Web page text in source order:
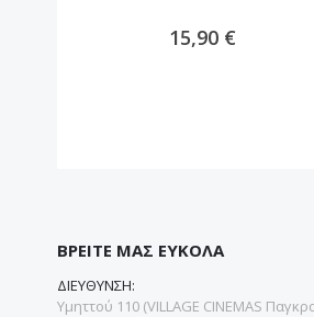
15,90 €
ΒΡΕΙΤΕ ΜΑΣ ΕΥΚΟΛΑ
ΔΙΕΥΘΥΝΣΗ:
Υμηττού 110 (VILLAGE CINEMAS